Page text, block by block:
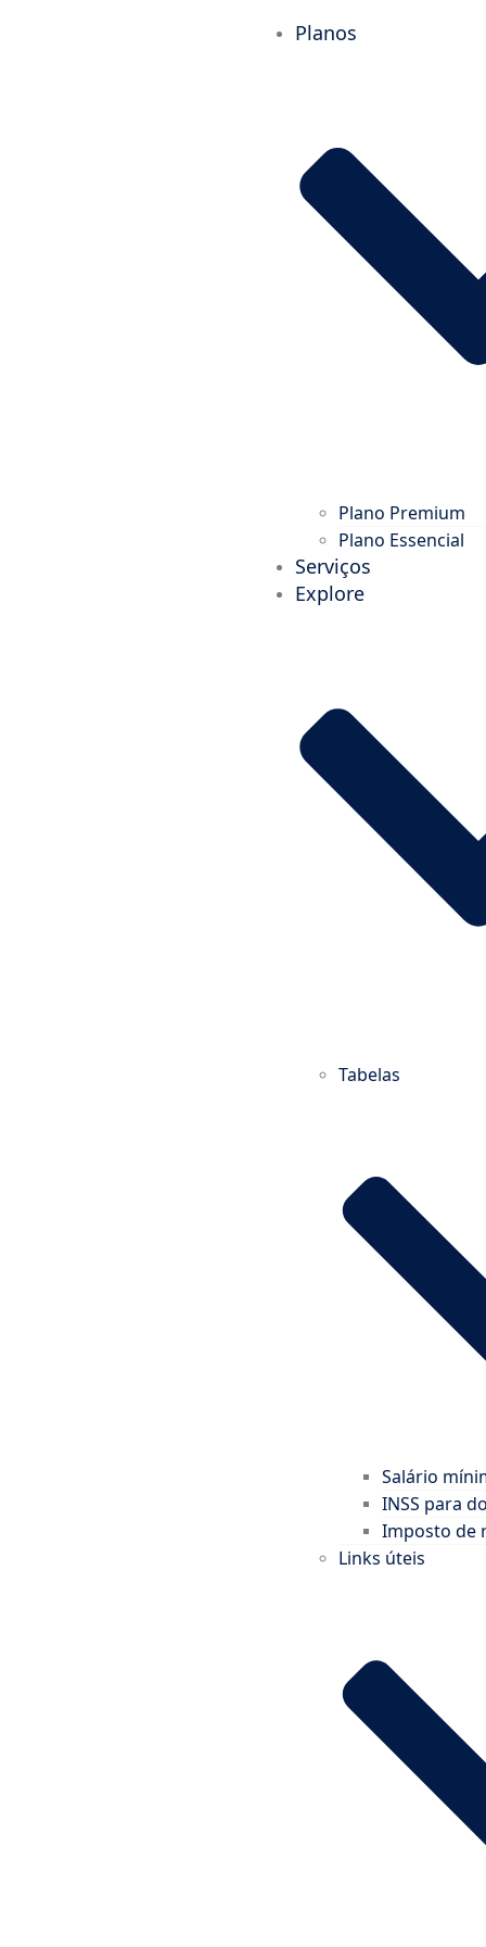
Planos
Plano Premium
Plano Essencial
Serviços
Explore
Tabelas
Salário
INSS para
Imposto de
Links úteis